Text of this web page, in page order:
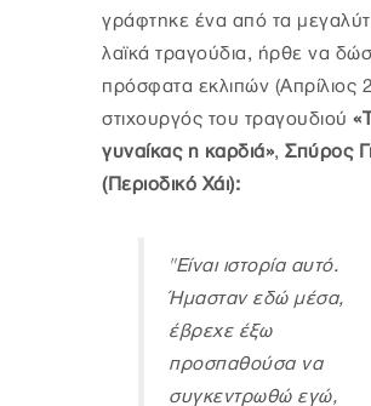
γράφτηκε ένα από τα
λαϊκά τραγούδια, ήρθε να
πρόσφατα εκλιπών (Απρίλιος
στιχουργός του τραγουδιού
γυναίκας η καρδιά», Σπύρος
(Περιοδικό Χάι):
"Είναι ιστορία αυτό.
Ήμασταν εδώ μέσα,
έβρεχε έξω
προσπαθούσα να
συγκεντρωθώ εγώ,